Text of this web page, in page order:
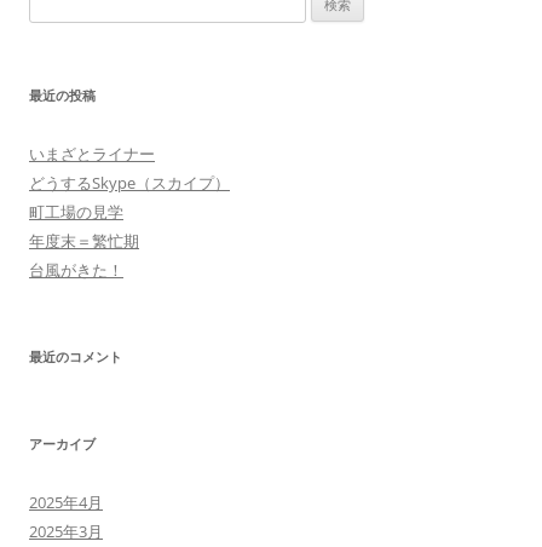
索:
最近の投稿
いまざとライナー
どうするSkype（スカイプ）
町工場の見学
年度末＝繁忙期
台風がきた！
最近のコメント
アーカイブ
2025年4月
2025年3月